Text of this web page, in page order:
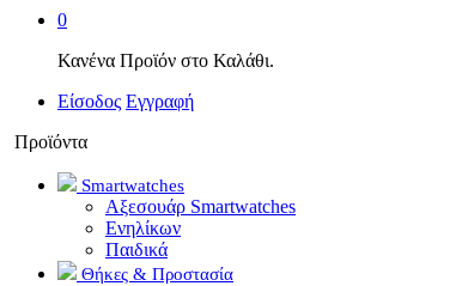
0
Κανένα Προϊόν στο Καλάθι.
Είσοδος Εγγραφή
Προϊόντα
Smartwatches
Αξεσουάρ Smartwatches
Ενηλίκων
Παιδικά
Θήκες & Προστασία